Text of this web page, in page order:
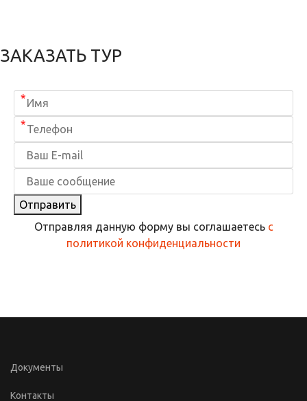
ЗАКАЗАТЬ ТУР
*
*
Отправить
Отправляя данную форму вы соглашаетесь с
политикой конфиденциальности
Документы
Контакты